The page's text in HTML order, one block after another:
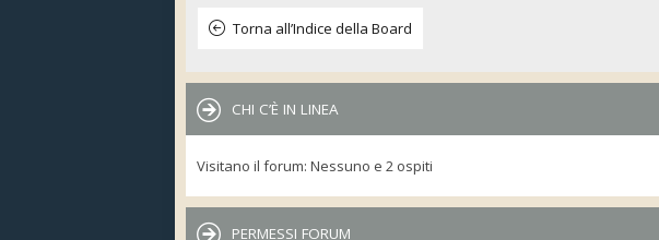
Torna all’Indice della Board
CHI C’È IN LINEA
Visitano il forum: Nessuno e 2 ospiti
PERMESSI FORUM